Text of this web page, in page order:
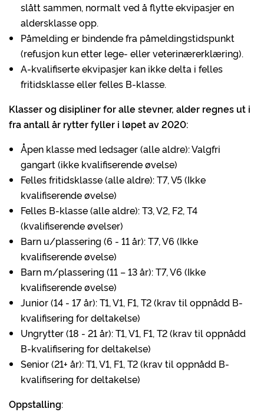
slått sammen, normalt ved å flytte ekvipasjer en
aldersklasse opp.
Påmelding er bindende fra påmeldingstidspunkt
(refusjon kun etter lege- eller veterinærerklæring).
A-kvalifiserte ekvipasjer kan ikke delta i felles
fritidsklasse eller felles B-klasse.
Klasser og disipliner for alle stevner, alder regnes ut i
fra antall år rytter fyller i løpet av 2020:
Åpen klasse med ledsager (alle aldre): Valgfri
gangart (ikke kvalifiserende øvelse)
Felles fritidsklasse (alle aldre): T7, V5 (Ikke
kvalifiserende øvelse)
Felles B-klasse (alle aldre): T3, V2, F2, T4
(kvalifiserende øvelser)
Barn u/plassering (6 - 11 år): T7, V6 (Ikke
kvalifiserende øvelse)
Barn m/plassering (11 – 13 år): T7, V6 (Ikke
kvalifiserende øvelse)
Junior (14 - 17 år): T1, V1, F1, T2 (krav til oppnådd B-
kvalifisering for deltakelse)
Ungrytter (18 - 21 år): T1, V1, F1, T2 (krav til oppnådd
B-kvalifisering for deltakelse)
Senior (21+ år): T1, V1, F1, T2 (krav til oppnådd B-
kvalifisering for deltakelse)
Oppstalling: